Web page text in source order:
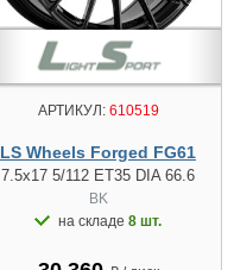
АРТИКУЛ:610519
LS Wheels Forged FG61
7.5x17 5/112 ET35 DIA 66.6
BK
на складе 8 шт.